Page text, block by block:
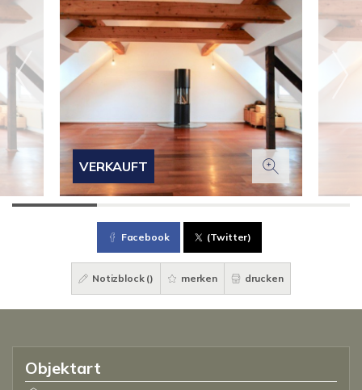
VERKAUFT
Facebook (Twitter)
Notizblock () merken drucken
Objektart